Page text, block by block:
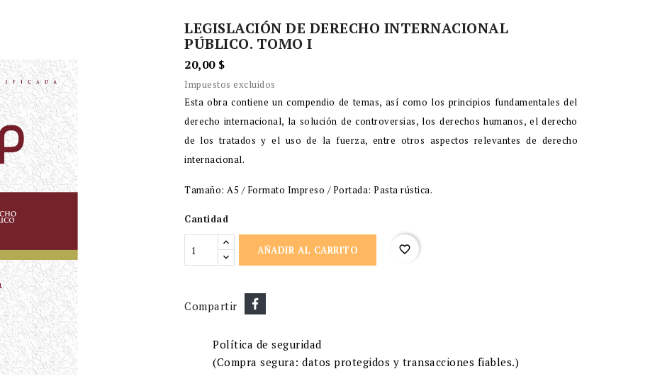
LEGISLACIÓN DE DERECHO INTERNACIONAL
PÚBLICO. TOMO I
20,00 $
Impuestos excluidos
Esta obra contiene un compendio de temas, así como los principios fundamentales del
derecho internacional, la solución de controversias, los derechos humanos, el derecho
de los tratados y el uso de la fuerza, entre otros aspectos relevantes de derecho
internacional.
Tamaño: A5 / Formato Impreso / Portada: Pasta rústica.
Cantidad
AÑADIR AL CARRITO favorite_border
Compartir
Política de seguridad
(Compra segura: datos protegidos y transacciones fiables.)